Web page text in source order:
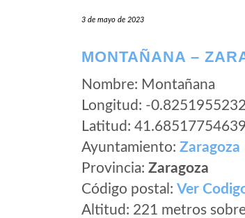
3 de mayo de 2023
MONTAÑANA –
Nombre: Montañana
Longitud: -
Latitud:
Ayuntamiento: Zaragoza
Provincia: Zaragoza
Código postal: Ver
Altitud: 221 metros